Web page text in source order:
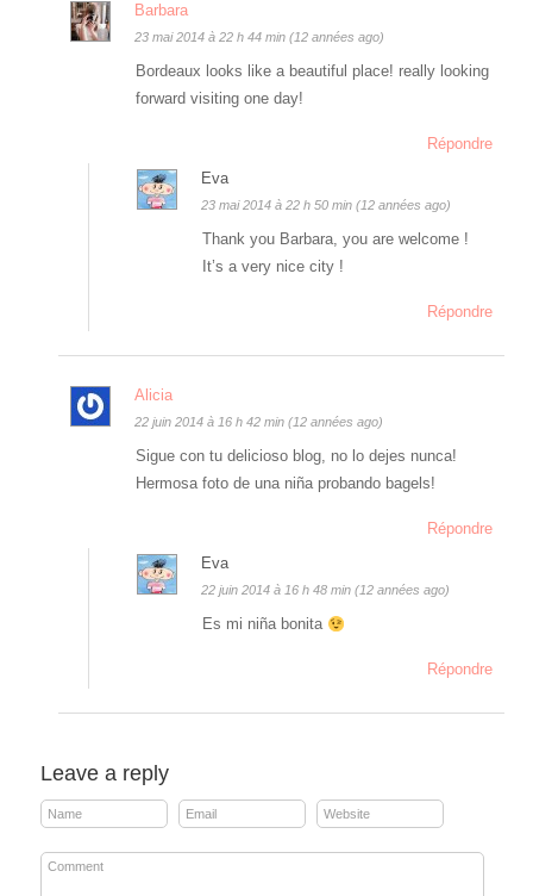
Barbara
23 mai 2014 à 22 h 44 min (12 années ago)
Bordeaux looks like a beautiful place! really looking
forward visiting one day!
Répondre
Eva
23 mai 2014 à 22 h 50 min (12 années ago)
Thank you Barbara, you are welcome !
It’s a very nice city !
Répondre
Alicia
22 juin 2014 à 16 h 42 min (12 années ago)
Sigue con tu delicioso blog, no lo dejes nunca!
Hermosa foto de una niña probando bagels!
Répondre
Eva
22 juin 2014 à 16 h 48 min (12 années ago)
Es mi niña bonita
Répondre
Leave a reply